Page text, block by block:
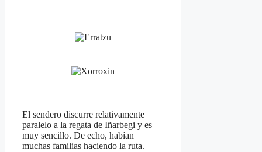
El sendero discurre relativamente
paralelo a la regata de Iñarbegi y es
muy sencillo. De echo, habían
muchas familias haciendo la ruta.